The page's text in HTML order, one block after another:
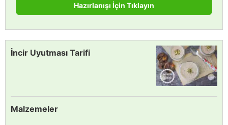
Hazırlanışı İçin Tıklayın
İncir Uyutması Tarifi
Malzemeler